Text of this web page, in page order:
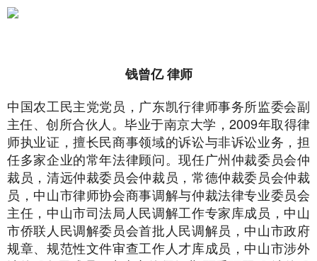
钱曾亿 律师
中国农工民主党党员，广东凯行律师事务所监委会副
主任、创所合伙人。毕业于南京大学，2009年取得律
师执业证，擅长民商事领域的诉讼与非诉讼业务，担
任多家企业的常年法律顾问。现任广州仲裁委员会仲
裁员，清远仲裁委员会仲裁员，常德仲裁委员会仲裁
员，中山市律师协会商事调解与仲裁法律专业委员会
主任，中山市司法局人民调解工作专家库成员，中山
市侨联人民调解委员会首批人民调解员，中山市政府
规章、规范性文件审查工作人才库成员，中山市涉外